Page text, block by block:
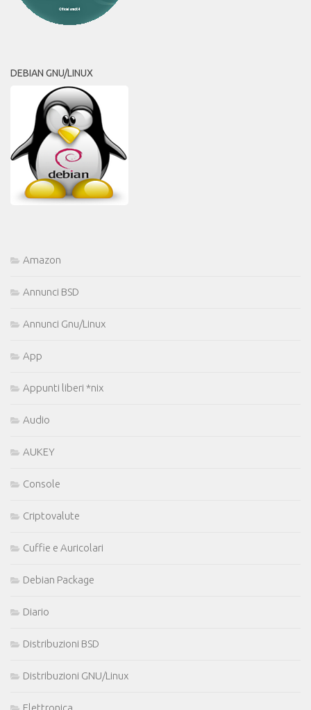
DEBIAN GNU/LINUX
Amazon
Annunci BSD
Annunci Gnu/Linux
App
Appunti liberi *nix
Audio
AUKEY
Console
Criptovalute
Cuffie e Auricolari
Debian Package
Diario
Distribuzioni BSD
Distribuzioni GNU/Linux